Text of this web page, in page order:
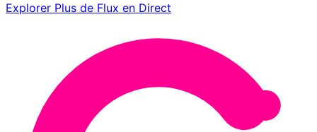
Explorer Plus de Flux en Direct